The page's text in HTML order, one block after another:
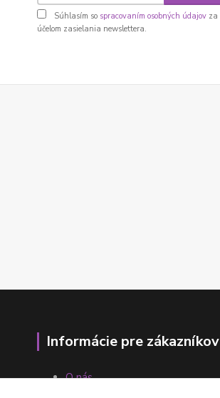
Súhlasím so spracovaním osobných údajov za
účelom zasielania newslettera.
Informácie pre zákazníkov
O nás